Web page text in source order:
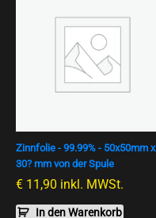
Zinnfolie - 99.99% - 50x50mm x
30? mm von der Spule
€ 11,90 inkl. MWSt.
In den Warenkorb